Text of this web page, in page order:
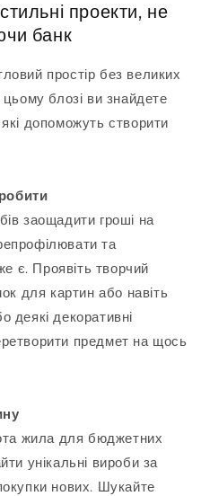
проекти, не
банк
простір без великих
блозі ви знайдете
допоможуть створити
заощадити гроші на
та
є. Проявіть творчий
для картин або навіть
декоративні
предмет на щось
жила для бюджетних
унікальні вироби за
нових. Шукайте